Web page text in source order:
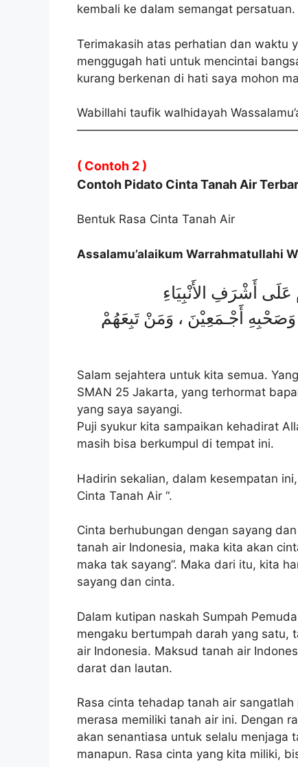
kembali ke dalam semangat persatuan.
Terimakasih atas perhatian dan waktu
menggugah hati untuk mencintai
kurang berkenan di hati saya mohon
Wabillahi taufik walhidayah
( Contoh 2 )
Contoh Pidato Cinta Tanah Air
Bentuk Rasa Cinta Tanah Air
Assalamu’alaikum Warrahmatullahi
عَلَى أَشْرَفِ الأَنْبِيَاءِ
وَصَحْبِهِ أَجْـمَعِيْنَ ، وَمَنْ تَبِعَهُمْ
Salam sejahtera untuk kita semua.
SMAN 25 Jakarta, yang terhormat
yang saya sayangi.
Puji syukur kita sampaikan kehadirat
masih bisa berkumpul di tempat ini.
Hadirin sekalian, dalam kesempatan
Cinta Tanah Air “.
Cinta berhubungan dengan sayang
tanah air Indonesia, maka kita akan
maka tak sayang”. Maka dari itu, kita
sayang dan cinta.
Dalam kutipan naskah Sumpah
mengaku bertumpah darah yang satu,
air Indonesia. Maksud tanah air
darat dan lautan.
Rasa cinta tehadap tanah air
merasa memiliki tanah air ini. Dengan
akan senantiasa untuk selalu menjaga
manapun. Rasa cinta yang kita miliki,